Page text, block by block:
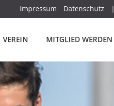
Impressum Datenschutz |
VEREIN MITGLIED WERDEN